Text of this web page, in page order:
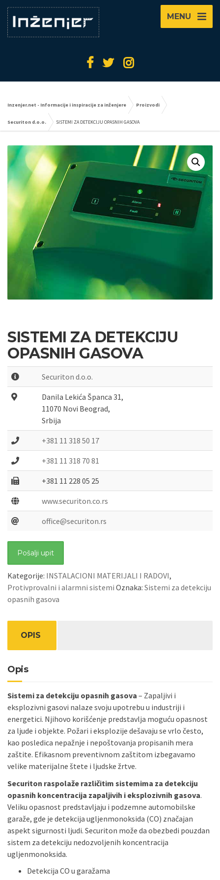
MENU
Inzenjer.net - Informacije i inspiracije za inženjere Proizvodi
Securiton d.o.o. SISTEMI ZA DETEKCIJU OPASNIH GASOVA
SISTEMI ZA DETEKCIJU
OPASNIH GASOVA
Securiton d.o.o.
Danila Lekića Španca 31,
11070 Novi Beograd,
Srbija
+381 11 318 50 17
+381 11 318 70 81
+381 11 228 05 25
www.securiton.co.rs
office@securiton.rs
Pošalji upit
Kategorije: INSTALACIONI MATERIJALI I RADOVI,
Protivprovalni i alarmni sistemi Oznaka: Sistemi za detekciju
opasnih gasova
OPIS
Opis
Sistemi za detekciju opasnih gasova – Zapaljivi i
eksplozivni gasovi nalaze svoju upotrebu u industriji i
energetici. Njihovo korišćenje predstavlja moguću opasnost
za ljude i objekte. Požari i eksplozije dešavaju se vrlo često,
kao posledica nepažnje i nepoštovanja propisanih mera
zaštite. Efikasnom preventivnom zaštitom izbegavamo
velike materijalne štete i ljudske žrtve.
Securiton raspolaže različitim sistemima za detekciju
opasnih koncentracija zapaljivih i eksplozivnih gasova.
Veliku opasnost predstavljaju i podzemne automobilske
garaže, gde je detekcija ugljenmonoksida (CO) značajan
aspekt sigurnosti ljudi. Securiton može da obezbedi pouzdan
sistem za detekciju nedozvoljenih koncentracija
ugljenmonoksida.
Detekcija CO u garažama